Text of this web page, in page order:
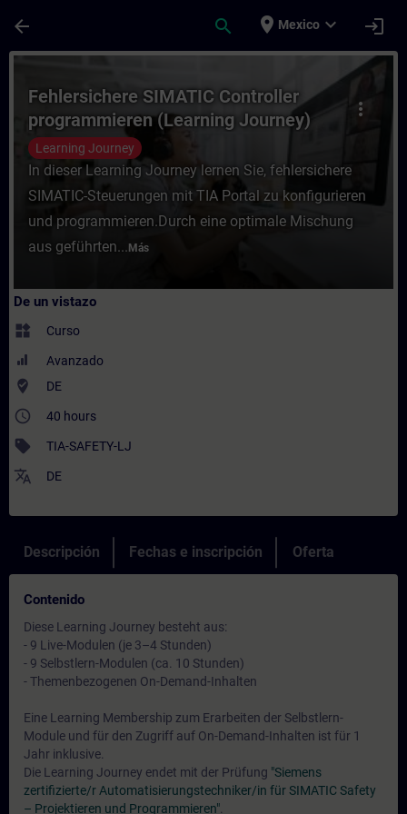
arrow_back search place Mexico expand_more login
Curso - Fehlersichere SIMATIC
more_vert
Fehlersichere SIMATIC Controller
programmieren (Learning Journey)
Learning Journey
In dieser Learning Journey lernen Sie, fehlersichere
SIMATIC-Steuerungen mit TIA Portal zu konfigurieren
und programmieren.Durch eine optimale Mischung
aus geführten... Más
De un vistazo
widgets Curso
Avanzado
where_to_vote DE
access_time 40 hours
sell TIA-SAFETY-LJ
translate DE
Descripción Fechas e inscripción Oferta
Contenido
Diese Learning Journey besteht aus:
- 9 Live-Modulen (je 3–4 Stunden)
- 9 Selbstlern-Modulen (ca. 10 Stunden)
- Themenbezogenen On-Demand-Inhalten
Eine Learning Membership zum Erarbeiten der Selbstlern-
Module und für den Zugriff auf On-Demand-Inhalten ist für 1
Jahr inklusive.
Die Learning Journey endet mit der Prüfung "Siemens
zertifizierte/r Automatisierungstechniker/in für SIMATIC Safety
– Projektieren und Programmieren"